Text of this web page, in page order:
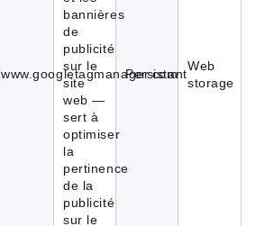
www.googletagmanager.com
bannières
de
publicité
sur le
site
web —
sert à
optimiser
la
pertinence
de la
publicité
sur le
Persistant
Web
storage